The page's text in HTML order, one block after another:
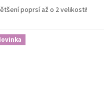
poprsí až o 2 velikosti!